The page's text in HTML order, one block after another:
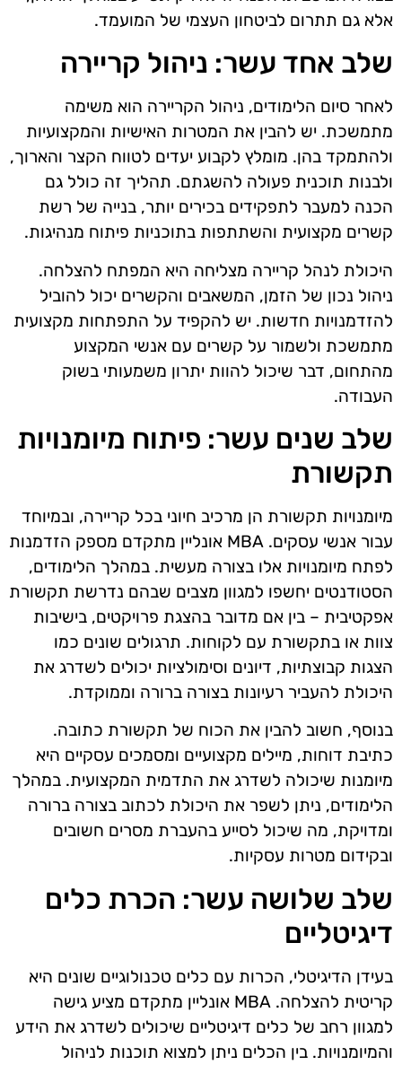
אלא גם תתרום לביטחון העצמי של המועמד.
שלב אחד עשר: ניהול קריירה
לאחר סיום הלימודים, ניהול הקריירה הוא משימה
מתמשכת. יש להבין את המטרות האישיות והמקצועיות
ולהתמקד בהן. מומלץ לקבוע יעדים לטווח הקצר והארוך,
ולבנות תוכנית פעולה להשגתם. תהליך זה כולל גם
הכנה למעבר לתפקידים בכירים יותר, בנייה של רשת
קשרים מקצועית והשתתפות בתוכניות פיתוח מנהיגות.
היכולת לנהל קריירה מצליחה היא המפתח להצלחה.
ניהול נכון של הזמן, המשאבים והקשרים יכול להוביל
להזדמנויות חדשות. יש להקפיד על התפתחות מקצועית
מתמשכת ולשמור על קשרים עם אנשי המקצוע
מהתחום, דבר שיכול להוות יתרון משמעותי בשוק
העבודה.
שלב שנים עשר: פיתוח מיומנויות
תקשורת
מיומנויות תקשורת הן מרכיב חיוני בכל קריירה, ובמיוחד
עבור אנשי עסקים. MBA אונליין מתקדם מספק הזדמנות
לפתח מיומנויות אלו בצורה מעשית. במהלך הלימודים,
הסטודנטים יחשפו למגוון מצבים שבהם נדרשת תקשורת
אפקטיבית – בין אם מדובר בהצגת פרויקטים, בישיבות
צוות או בתקשורת עם לקוחות. תרגולים שונים כמו
הצגות קבוצתיות, דיונים וסימולציות יכולים לשדרג את
היכולת להעביר רעיונות בצורה ברורה וממוקדת.
בנוסף, חשוב להבין את הכוח של תקשורת כתובה.
כתיבת דוחות, מיילים מקצועיים ומסמכים עסקיים היא
מיומנות שיכולה לשדרג את התדמית המקצועית. במהלך
הלימודים, ניתן לשפר את היכולת לכתוב בצורה ברורה
ומדויקת, מה שיכול לסייע בהעברת מסרים חשובים
ובקידום מטרות עסקיות.
שלב שלושה עשר: הכרת כלים
דיגיטליים
בעידן הדיגיטלי, הכרות עם כלים טכנולוגיים שונים היא
קריטית להצלחה. MBA אונליין מתקדם מציע גישה
למגוון רחב של כלים דיגיטליים שיכולים לשדרג את הידע
והמיומנויות. בין הכלים ניתן למצוא תוכנות לניהול